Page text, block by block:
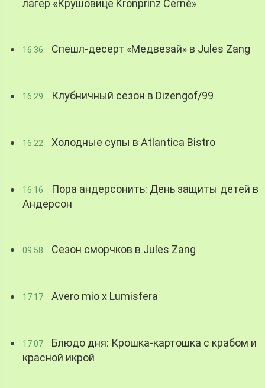
лагер «Крушовице Kronprinz Černé»
16:36 Спешл-десерт «Медвезай» в Jules Zang
16:29 Клубничный сезон в Dizengof/99
16:22 Холодные супы в Atlantica Bistro
16:16
Пора андерсонить: День защиты детей в
Андерсон
09:58 Сезон сморчков в Jules Zang
17:17 Avero mio x Lumisfera
17:07
Блюдо дня: Крошка-картошка с крабом и
красной икрой